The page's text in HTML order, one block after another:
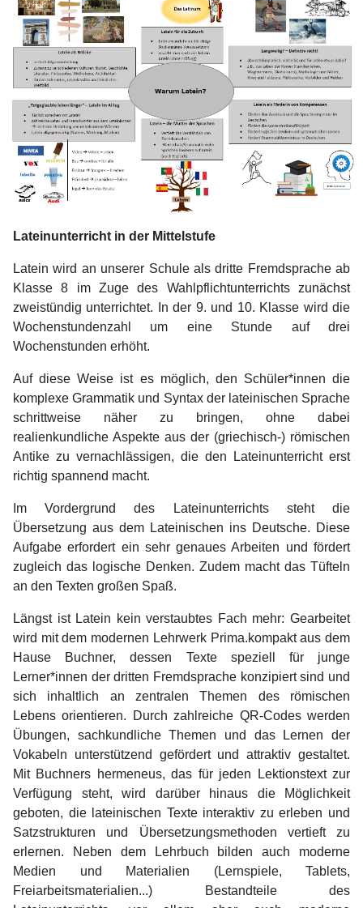
Lateinunterricht in der Mittelstufe
Latein wird an unserer Schule als dritte Fremdsprache ab
Klasse 8 im Zuge des Wahlpflichtunterrichts zunächst
zweistündig unterrichtet. In der 9. und 10. Klasse wird die
Wochenstundenzahl um eine Stunde auf drei
Wochenstunden erhöht.
Auf diese Weise ist es möglich, den Schüler*innen die
komplexe Grammatik und Syntax der lateinischen Sprache
schrittweise näher zu bringen, ohne dabei
realienkundliche Aspekte aus der (griechisch-) römischen
Antike zu vernachlässigen, die den Lateinunterricht erst
richtig spannend macht.
Im Vordergrund des Lateinunterrichts steht die
Übersetzung aus dem Lateinischen ins Deutsche. Diese
Aufgabe erfordert ein sehr genaues Arbeiten und fördert
zugleich das logische Denken. Zudem macht das Tüfteln
an den Texten großen Spaß.
Längst ist Latein kein verstaubtes Fach mehr: Gearbeitet
wird mit dem modernen Lehrwerk Prima.kompakt aus dem
Hause Buchner, dessen Texte speziell für junge
Lerner*innen der dritten Fremdsprache konzipiert sind und
sich inhaltlich an zentralen Themen des römischen
Lebens orientieren. Durch zahlreiche QR-Codes werden
Übungen, sachkundliche Themen und das Lernen der
Vokabeln unterstützend gefördert und attraktiv gestaltet.
Mit Buchners hermeneus, das für jeden Lektionstext zur
Verfügung steht, wird darüber hinaus die Möglichkeit
geboten, die lateinischen Texte interaktiv zu erleben und
Satzstrukturen und Übersetzungsmethoden vertieft zu
erlernen. Neben dem Lehrbuch bilden auch moderne
Medien und Materialien (Lernspiele, Tablets,
Freiarbeitsmaterialien...) Bestandteile des